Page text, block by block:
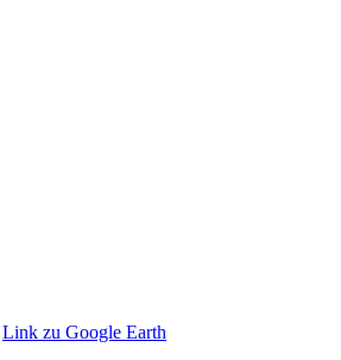
Link zu Google Earth